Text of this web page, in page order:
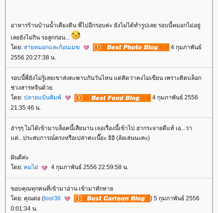
อาหารร้านบ้านน้ำเคียงดิน พี่ไปอีกรอบค่ะ ยังไม่ได้ทำรูปเลย รอบนี้หมอกไม่อยู่
เลยยังไม่กิน รอลูกก่อน...
ดย: สายหมอกและก้อนเมฆ
4 กุมภาพันธ์
2556 20:27:38 น.
รอบนี้พี่ยังไม่รู้เลยเขาส่งตะพาบกันวันไหน แต่คิดว่าคงไม่เขียน เพราะติดบล็อก
ช่วงสารทจีนด้ว
ดย: ปลายแป้นพิมพ์
4 กุมภาพันธ์ 2556
21:35:46 น.
ฮ่าๆๆ ไม่ได้เข้ามาบล็อคนี้เสียนาน เจอเรื่องนี้เข้าไป ฮากระจายดีแท้ เอ...ว่า
ต่...ประสบการณ์ตรงหรือเปล่าคะเนี๊ยะ อิอิ (ล้อเล่นนะคะ)
ฝันดีค่ะ
ดย: คมไผ่ 4 กุมภาพันธ์ 2556 22:59:58 น.
ขอบคุณทุกคนที่เข้ามาอ่าน เข้ามาทักทา
ดย: คุณต่อ (toor36
) 5 กุมภาพันธ์ 2556
0:01:34 น.